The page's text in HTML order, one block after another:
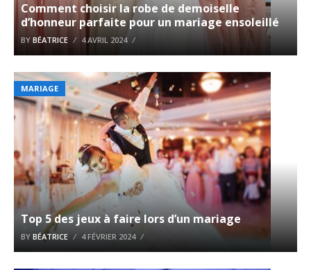
Comment choisir la robe de demoiselle
d’honneur parfaite pour un mariage ensoleillé
BY BÉATRICE 4 AVRIL 2024
MARIAGE
Top 5 des jeux à faire lors d’un mariage
BY BÉATRICE 4 FÉVRIER 2024